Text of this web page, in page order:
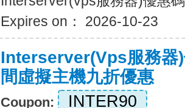
Expires on： 2026-10-23
Interserver(vps服務器
間虛擬主機九折優惠
Coupon: INTER90